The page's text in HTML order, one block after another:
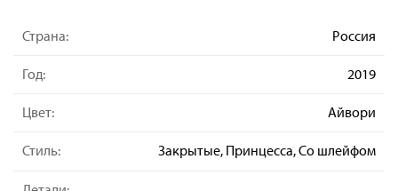
Страна: Россия
Год: 2019
Цвет: Айвори
Стиль: Закрытые, Принцесса, Со шлейфом